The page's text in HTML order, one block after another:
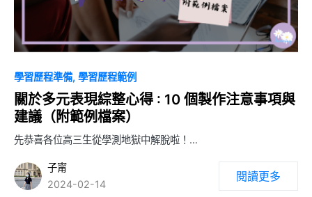
學習歷程準備 學習歷程範例
關於多元表現綜整心得 : 10 個製作注意事項與
建議（附範例檔案）
先恭喜各位高三生從學測地獄中解脫啦！…
子甯
2024-02-14
閱讀更多